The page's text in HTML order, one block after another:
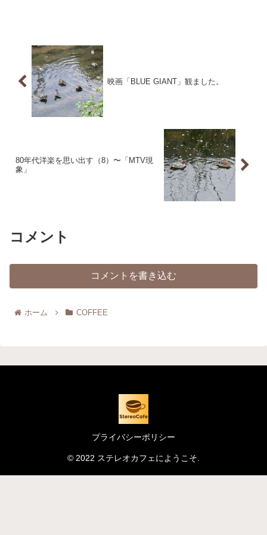
映画「BLUE GIANT」観ました。
80年代洋楽を思い出す（8）〜「MTV現
象」
コメント
コメントを書き込む
ホーム COFFEE
プライバシーポリシー
© 2022 ステレオカフェにようこそ.